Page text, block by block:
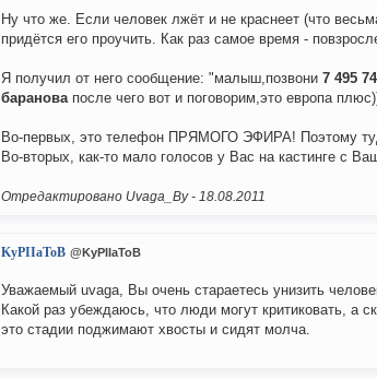
Ну что же. Если человек лжёт и не краснеет (что
придётся его проучить. Как раз самое время -
Я получил от него сообщение: "малыш,позвони 7 495
барановапосле чего вот и поговорим,это европа
Во-первых, это телефон ПРЯМОГО ЭФИРА! Поэтому
Во-вторых, как-то мало голосов у Вас на кастинге с
Отредактировано Uvaga_By - 18.08.2011
KyPIIaToB @KyPIIaToB
Уважаемый uvaga, Вы очень стараетесь унизить
Какой раз убеждаюсь, что люди могут критиковать, а
это стадии поджимают хвосты и сидят молча.